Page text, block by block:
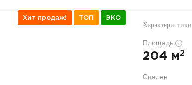
Хит продаж! ТОП ЭКО
Характеристики
Площадь i
204 м2
Спален